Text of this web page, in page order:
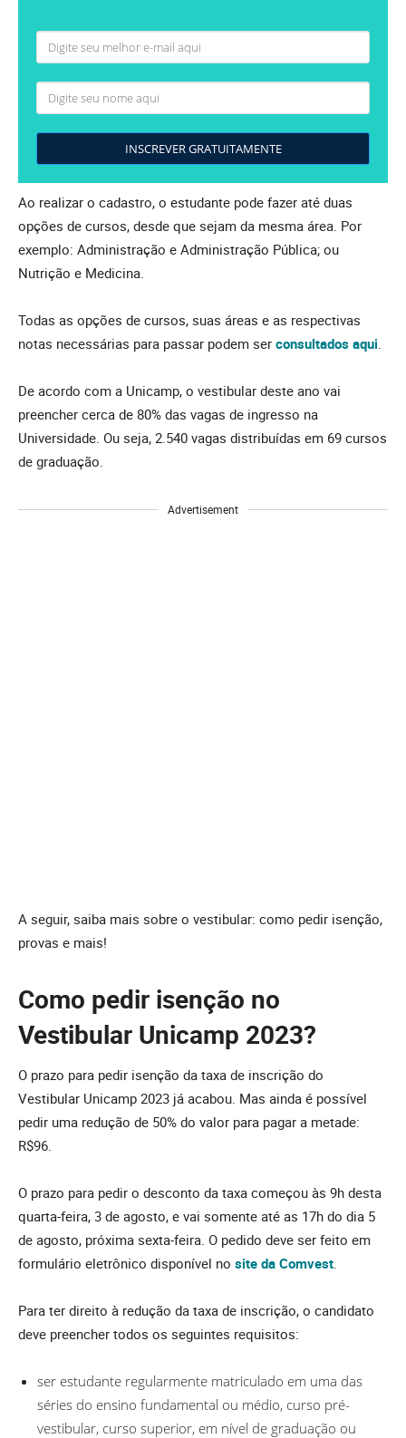
INSCREVER GRATUITAMENTE
Ao realizar o cadastro, o estudante pode fazer até duas
opções de cursos, desde que sejam da mesma área. Por
exemplo: Administração e Administração Pública; ou
Nutrição e Medicina.
Todas as opções de cursos, suas áreas e as respectivas
notas necessárias para passar podem ser consultados aqui.
De acordo com a Unicamp, o vestibular deste ano vai
preencher cerca de 80% das vagas de ingresso na
Universidade. Ou seja, 2.540 vagas distribuídas em 69 cursos
de graduação.
Advertisement
A seguir, saiba mais sobre o vestibular: como pedir isenção,
provas e mais!
Como pedir isenção no
Vestibular Unicamp 2023?
O prazo para pedir isenção da taxa de inscrição do
Vestibular Unicamp 2023 já acabou. Mas ainda é possível
pedir uma redução de 50% do valor para pagar a metade:
R$96.
O prazo para pedir o desconto da taxa começou às 9h desta
quarta-feira, 3 de agosto, e vai somente até as 17h do dia 5
de agosto, próxima sexta-feira. O pedido deve ser feito em
formulário eletrônico disponível no site da Comvest
Para ter direito à redução da taxa de inscrição, o candidato
deve preencher todos os seguintes requisitos:
ser estudante regularmente matriculado em uma das
séries do ensino fundamental ou médio, curso pré-
vestibular, curso superior, em nível de graduação ou